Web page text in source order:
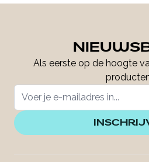
Als eerste op de hoogte